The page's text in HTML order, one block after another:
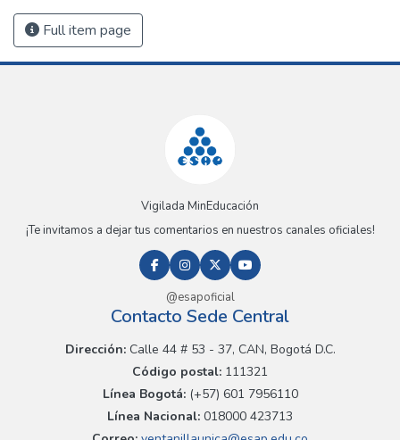
Full item page
Vigilada MinEducación
¡Te invitamos a dejar tus comentarios en nuestros canales oficiales!
@esapoficial
Contacto Sede Central
Dirección:Calle 44 # 53 - 37, CAN, Bogotá D.C.
Código postal: 111321
Línea Bogotá:(+57) 601 7956110
Línea Nacional: 018000 423713